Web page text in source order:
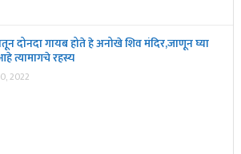
दोनदा गायब होते हे अनोखे शिव मंदिर,जाणून घ्या
त्यामागचे रहस्य
2022